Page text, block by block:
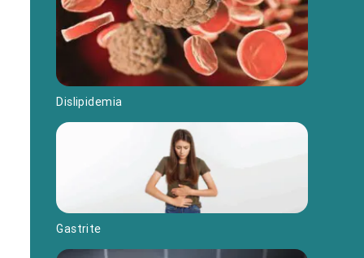
Dislipidemia
Gastrite